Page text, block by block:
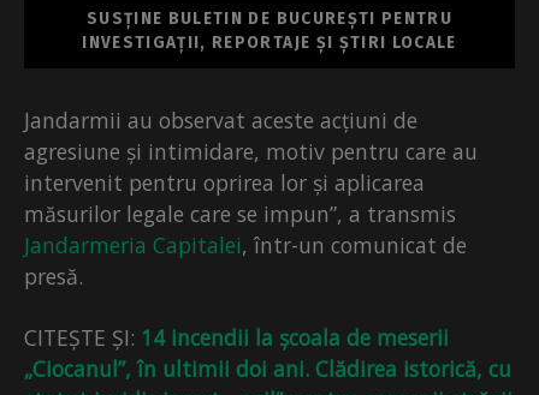
SUSȚINE BULETIN DE BUCUREȘTI PENTRU
INVESTIGAȚII, REPORTAJE ȘI ȘTIRI LOCALE
Jandarmii au observat aceste acțiuni de
agresiune și intimidare, motiv pentru care au
intervenit pentru oprirea lor și aplicarea
măsurilor legale care se impun”, a transmis
Jandarmeria Capitalei, într-un comunicat de
presă.
CITEȘTE ȘI: 14 incendii la școala de meserii
„Ciocanul”, în ultimii doi ani. Clădirea istorică, cu